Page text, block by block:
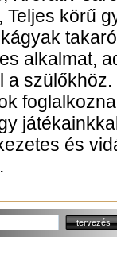
körű
alkalmat,
és